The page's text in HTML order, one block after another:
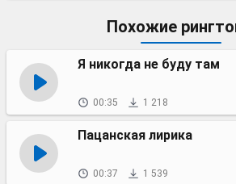
Похожие
Я никогда не буду там
00:35 1 218
Пацанская лирика
00:37 1 539